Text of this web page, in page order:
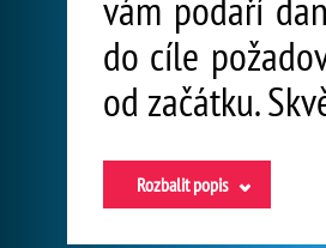
do cíle
od začátku.
Rozbalit popis